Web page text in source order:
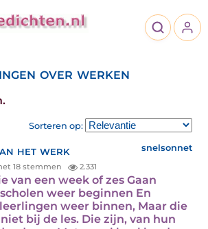
over werken
Sorteren op:
het werk snelsonnet
18 stemmen 2.331
van een week of zes Gaan
weer beginnen En
weer binnen, Maar die
bij de les. Die zijn, van hun